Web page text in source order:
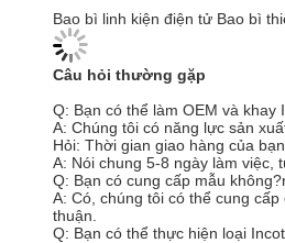
Bao bì linh kiện điện tử Bao bì
Câu hỏi thường gặp
Q: Bạn có thể làm OEM và khay
A: Chúng tôi có năng lực sản
Hỏi: Thời gian giao hàng của
A: Nói chung 5-8 ngày làm việc,
Q: Bạn có cung cấp mẫu
A: Có, chúng tôi có thể cung
thuận.
Q: Bạn có thể thực hiện loại